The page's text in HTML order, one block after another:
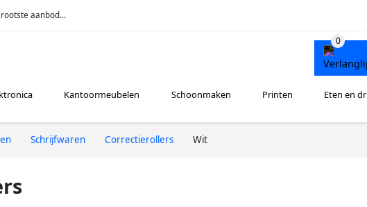
aanbod...
Kantoormeubelen Schoonmaken Printen Eten en
Schrijfwaren Correctierollers Wit